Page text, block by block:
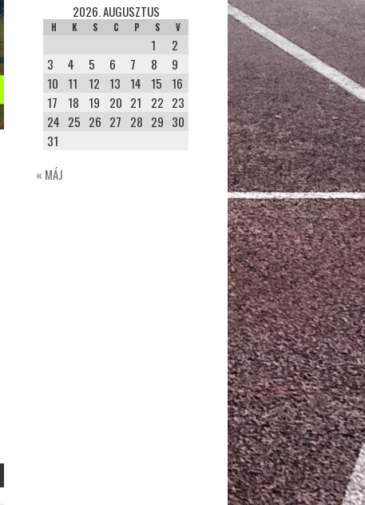
2026. AUGUSZTUS
H K S C P S V
1
2
3
4 5 6 7 8
9
10
11 12 13 14 15
16
17
18 19 20 21 22 23
24 25 26 27 28 29 30
31
« MÁJ